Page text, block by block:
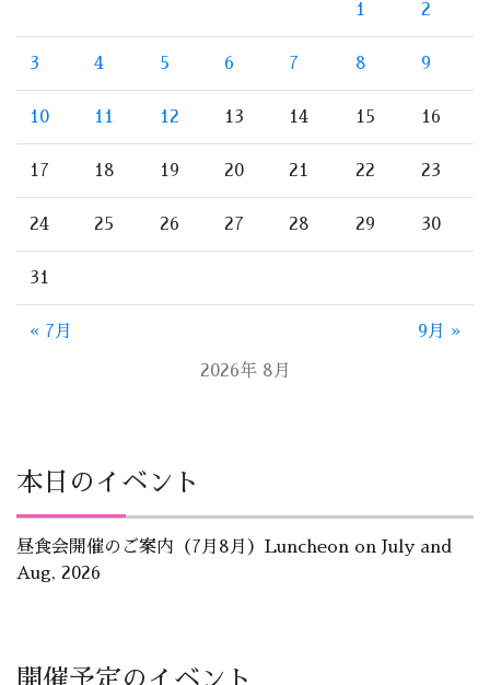
2026年 8月
1 2
3 4 5 6 7 8 9
10 11 12 13 14 15 16
17 18 19 20 21 22 23
24 25 26 27 28 29 30
31
« 7月 9月 »
本日のイベント
昼食会開催のご案内（7月8月）Luncheon on July and
Aug, 2026
開催予定のイベント